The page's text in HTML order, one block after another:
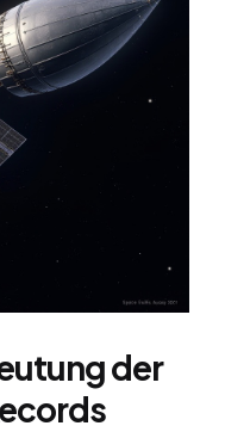
der